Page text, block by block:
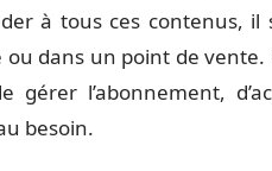
à tous ces contenus, il
dans un point de vente.
l’abonnement,
besoin.